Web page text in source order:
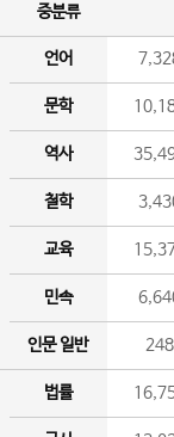
중분류
언어
문학
역사
철학
교육
민속
인문 일반 248
법률